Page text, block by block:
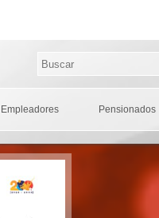
Empleadores Pensionados